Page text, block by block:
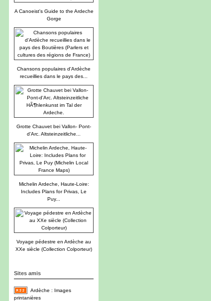
A Canoeist's Guide to the Ardeche
Gorge
Chansons populaires d'Ardèche
recueillies dans le pays des...
Grotte Chauvet bei Vallon- Pont-
d'Arc. Altsteinzeitliche...
Michelin Ardeche, Haute-Loire:
Includes Plans for Privas, Le
Puy...
Voyage pédestre en Ardèche au
XXe siècle (Collection Colporteur)
Sites amis
Ardèche : Images
printanières